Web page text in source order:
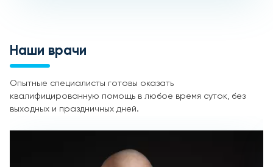
Наши врачи
Опытные специалисты готовы оказать
квалифицированную помощь в любое время суток, без
выходных и праздничных дней.